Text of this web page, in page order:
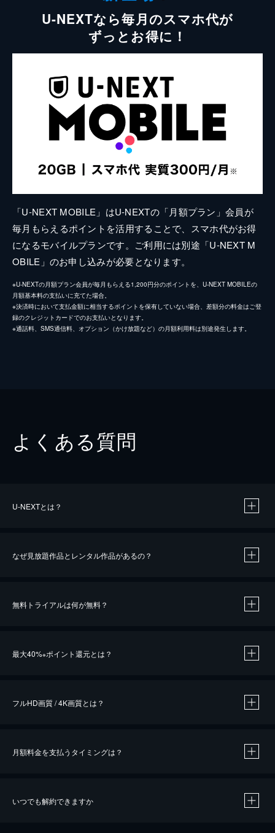
U-NEXTなら毎月のスマホ代が
ずっとお得に！
「U-NEXT MOBILE」はU-NEXTの「月額プラン」会員が
毎月もらえるポイントを活用することで、スマホ代がお得
になるモバイルプランです。ご利用には別途「U-NEXT M
OBILE」のお申し込みが必要となります。
※U-NEXTの月額プラン会員が毎月もらえる1,200円分のポイントを、U-NEXT MOBILEの
月額基本料の支払いに充てた場合。
※決済時において支払金額に相当するポイントを保有していない場合、差額分の料金はご登
録のクレジットカードでのお支払いとなります。
※通話料、SMS通信料、オプション（かけ放題など）の月額利用料は別途発生します。
よくある質問
U-NEXTとは？
なぜ見放題作品とレンタル作品があるの？
無料トライアルは何が無料？
最大40%※ポイント還元とは？
※40％ポイント還元の対象は、クレジットカード決済による作品の購入 / レンタルです。
フルHD画質 / 4K画質とは？
月額料金を支払うタイミングは？
いつでも解約できますか